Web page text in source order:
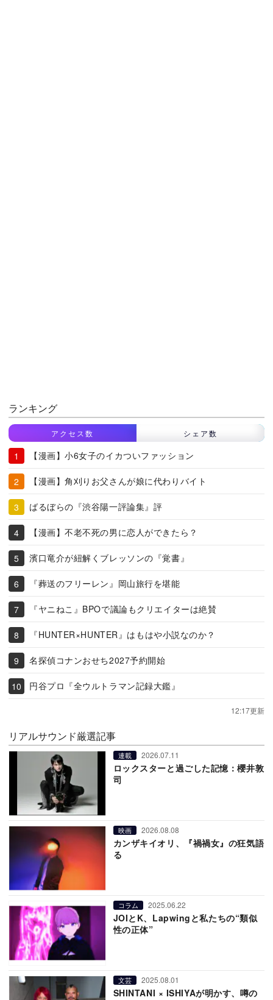
ランキング
アクセス数 シェア数
【漫画】小6女子のイカついファッション
【漫画】角刈りお父さんが娘に代わりバイト
ばるぼらの『渋谷陽一評論集』評
【漫画】不老不死の男に恋人ができたら？
濱口竜介が紐解くブレッソンの『覚書』
『葬送のフリーレン』岡山旅行を堪能
『ヤニねこ』BPOで議論もクリエイターは絶賛
『HUNTER×HUNTER』はもはや小説なのか？
名探偵コナンおせち2027予約開始
円谷プロ『全ウルトラマン記録大鑑』
12:17更新
リアルサウンド厳選記事
連載 2026.07.11
ロックスターと過ごした記憶：櫻井敦
司
映画 2026.08.08
カンザキイオリ、『禍禍女』の狂気語
る
コラム 2025.06.22
JOIとK、Lapwingと私たちの“類似
性の正体”
文芸 2025.08.01
SHINTANI × ISHIYAが明かす、噂の